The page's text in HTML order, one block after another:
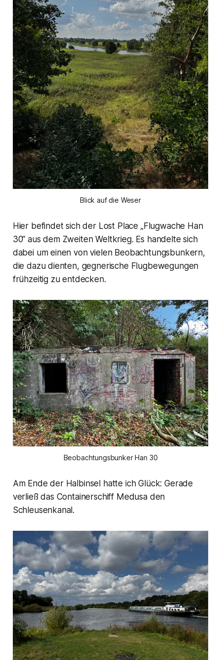
Blick auf die Weser
Hier befindet sich der Lost Place „Flugwache Han
30“ aus dem Zweiten Weltkrieg. Es handelte sich
dabei um einen von vielen Beobachtungsbunkern,
die dazu dienten, gegnerische Flugbewegungen
frühzeitig zu entdecken.
Beobachtungsbunker Han 30
Am Ende der Halbinsel hatte ich Glück: Gerade
verließ das Containerschiff Medusa den
Schleusenkanal.